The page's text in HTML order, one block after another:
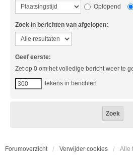
Oplopend
Zoek in berichten van afgelopen:
Geef eerste:
Zet op 0 om het volledige bericht weer te
tekens in berichten
Forumoverzicht Verwijder cookies Alle